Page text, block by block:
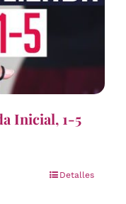
Inicial, 1-5
Detalles